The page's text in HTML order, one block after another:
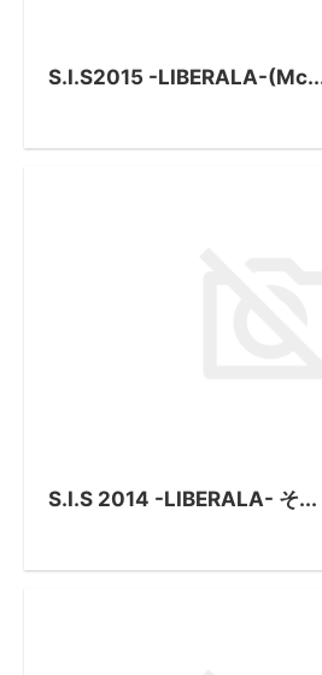
S.I.S2015 -LIBERALA-
S.I.S 2014 -LIBERALA- そ...